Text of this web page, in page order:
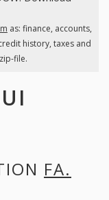
as: finance, accounts,
history, taxes and
file.
FA.